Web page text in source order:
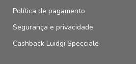
Política de pagamento
Segurança e privacidade
Cashback Luidgi Specciale